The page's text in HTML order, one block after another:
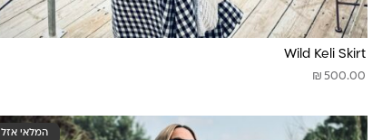
Wild Keli Skirt
₪ 500.00
המלאי אזל